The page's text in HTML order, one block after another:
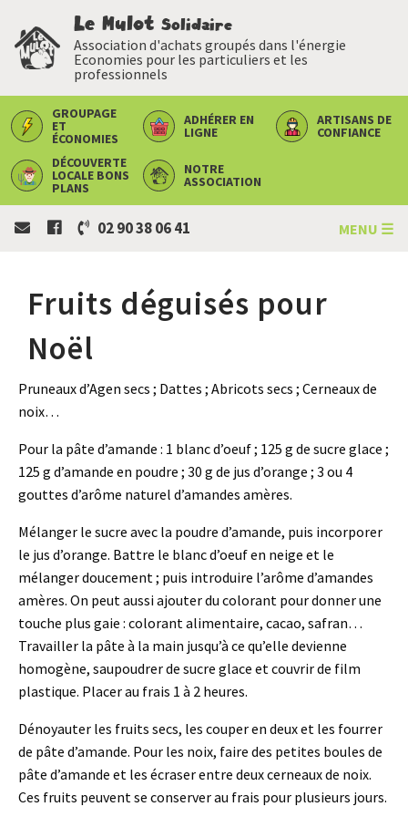
Le Mulot Solidaire
Association d'achats groupés dans l'énergie
Economies pour les particuliers et les
professionnels
GROUPAGE
ET
ÉCONOMIES
ADHÉRER EN
LIGNE
ARTISANS DE
CONFIANCE
DÉCOUVERTE
LOCALE BONS
PLANS
NOTRE
ASSOCIATION
02 90 38 06 41 MENU ☰
Fruits déguisés pour
Noël
Pruneaux d’Agen secs ; Dattes ; Abricots secs ; Cerneaux de
noix…
Pour la pâte d’amande : 1 blanc d’oeuf ; 125 g de sucre glace ;
125 g d’amande en poudre ; 30 g de jus d’orange ; 3 ou 4
gouttes d’arôme naturel d’amandes amères.
Mélanger le sucre avec la poudre d’amande, puis incorporer
le jus d’orange. Battre le blanc d’oeuf en neige et le
mélanger doucement ; puis introduire l’arôme d’amandes
amères. On peut aussi ajouter du colorant pour donner une
touche plus gaie : colorant alimentaire, cacao, safran…
Travailler la pâte à la main jusqu’à ce qu’elle devienne
homogène, saupoudrer de sucre glace et couvrir de film
plastique. Placer au frais 1 à 2 heures.
Dénoyauter les fruits secs, les couper en deux et les fourrer
de pâte d’amande. Pour les noix, faire des petites boules de
pâte d’amande et les écraser entre deux cerneaux de noix.
Ces fruits peuvent se conserver au frais pour plusieurs jours.